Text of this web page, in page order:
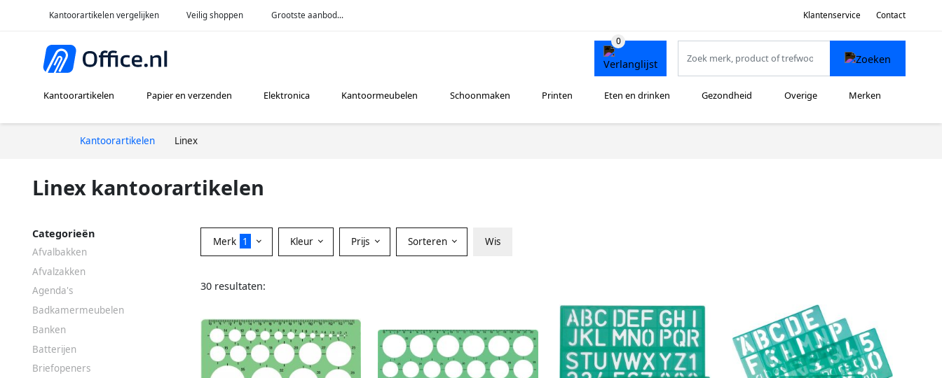
Kantoorartikelen vergelijken Veilig shoppen Grootste aanbod... Klantenservice Contact
Kantoorartikelen Papier en verzenden Elektronica Kantoormeubelen Schoonmaken Printen Eten en drinken Gezondheid Overige Merken
Kantoorartikelen Linex
Linex kantoorartikelen
Categorieën
Afvalbakken
Afvalzakken
Agenda's
Badkamermeubelen
Banken
Batterijen
Briefopeners
Merk 1 Kleur Prijs Sorteren Wis
30 resultaten: